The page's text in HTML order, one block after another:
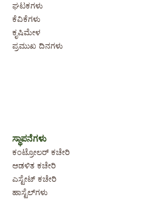
ಘಟಕಗಳು
ಕೆವಿಕೆಗಳು
ಕೃಷಿಮೇಳ
ಪ್ರಮುಖ ದಿನಗಳು
ಸ್ಥಾಪನೆಗಳು
ಕಂಟ್ರೋಲರ್ ಕಚೇರಿ
ಆಡಳಿತ ಕಚೇರಿ
ಎಸ್ಟೇಟ್ ಕಚೇರಿ
ಹಾಸ್ಟೆಲ್‌ಗಳು